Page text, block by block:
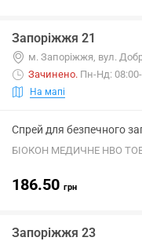
Запоріжжя 21
м. Запоріжжя, вул.
Зачинено. Пн-Нд:
На мапі
Спрей для безпечного
БІОКОН МЕДИЧНЕ НВО
186.50 грн
Запоріжжя 23